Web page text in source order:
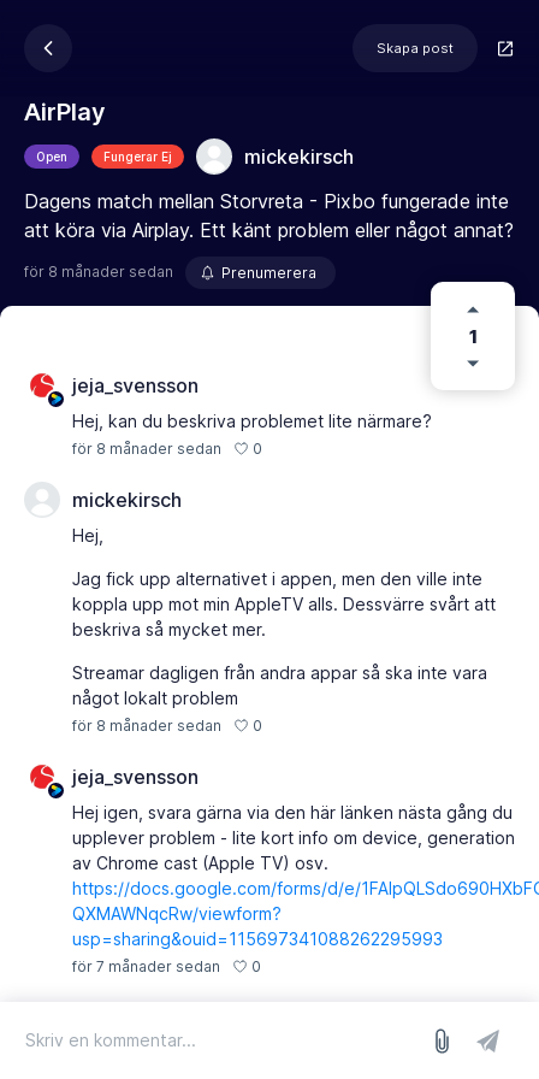
Skapa post
AirPlay
Open Fungerar Ej
mickekirsch
Dagens match mellan Storvreta - Pixbo fungerade inte
att köra via Airplay. Ett känt problem eller något annat?
för 8 månader sedan Prenumerera
1
jeja_svensson
Hej, kan du beskriva problemet lite närmare?
för 8 månader sedan 0
mickekirsch
Hej,
Jag fick upp alternativet i appen, men den ville inte
koppla upp mot min AppleTV alls. Dessvärre svårt att
beskriva så mycket mer.
Streamar dagligen från andra appar så ska inte vara
något lokalt problem
för 8 månader sedan 0
jeja_svensson
Hej igen, svara gärna via den här länken nästa gång du
upplever problem - lite kort info om device, generation
av Chrome cast (Apple TV) osv.
https://docs.google.com/forms/d/e/
QXMAWNqcRw/viewform?
usp=sharing&ouid=115697341088262295993
för 7 månader sedan 0